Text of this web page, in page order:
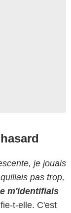
je jouais
pas trop,
m'identifiais
t-elle. C'est